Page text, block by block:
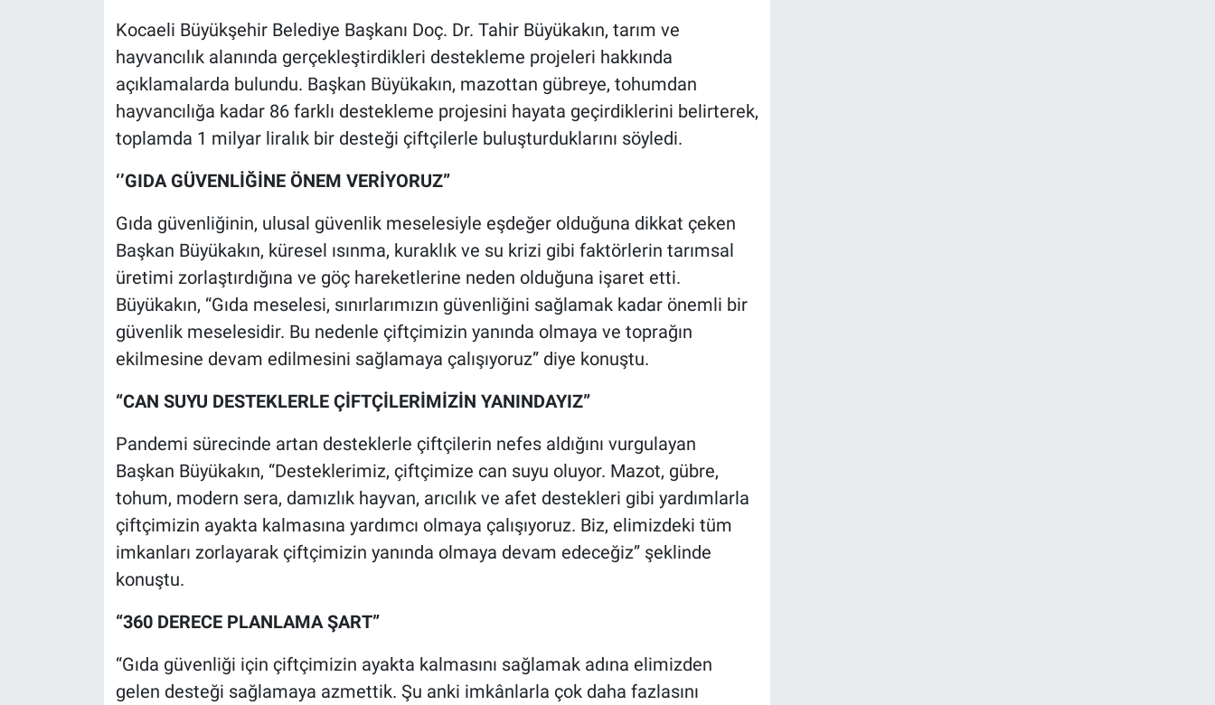
Kocaeli Büyükşehir Belediye Başkanı Doç. Dr. Tahir Büyükakın, tarım ve
hayvancılık alanında gerçekleştirdikleri destekleme projeleri hakkında
açıklamalarda bulundu. Başkan Büyükakın, mazottan gübreye, tohumdan
hayvancılığa kadar 86 farklı destekleme projesini hayata geçirdiklerini belirterek,
toplamda 1 milyar liralık bir desteği çiftçilerle buluşturduklarını söyledi.
‘’GIDA GÜVENLİĞİNE ÖNEM VERİYORUZ”
Gıda güvenliğinin, ulusal güvenlik meselesiyle eşdeğer olduğuna dikkat çeken
Başkan Büyükakın, küresel ısınma, kuraklık ve su krizi gibi faktörlerin tarımsal
üretimi zorlaştırdığına ve göç hareketlerine neden olduğuna işaret etti.
Büyükakın, “Gıda meselesi, sınırlarımızın güvenliğini sağlamak kadar önemli bir
güvenlik meselesidir. Bu nedenle çiftçimizin yanında olmaya ve toprağın
ekilmesine devam edilmesini sağlamaya çalışıyoruz” diye konuştu.
“CAN SUYU DESTEKLERLE ÇİFTÇİLERİMİZİN YANINDAYIZ”
Pandemi sürecinde artan desteklerle çiftçilerin nefes aldığını vurgulayan
Başkan Büyükakın, “Desteklerimiz, çiftçimize can suyu oluyor. Mazot, gübre,
tohum, modern sera, damızlık hayvan, arıcılık ve afet destekleri gibi yardımlarla
çiftçimizin ayakta kalmasına yardımcı olmaya çalışıyoruz. Biz, elimizdeki tüm
imkanları zorlayarak çiftçimizin yanında olmaya devam edeceğiz” şeklinde
konuştu.
“360 DERECE PLANLAMA ŞART”
“Gıda güvenliği için çiftçimizin ayakta kalmasını sağlamak adına elimizden
gelen desteği sağlamaya azmettik. Şu anki imkânlarla çok daha fazlasını